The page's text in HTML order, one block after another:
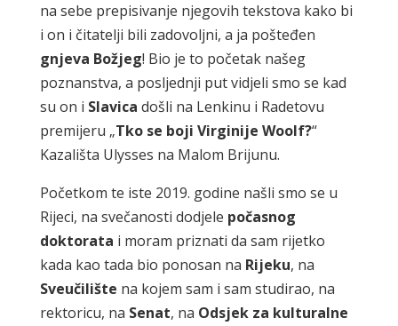
na sebe prepisivanje njegovih tekstova kako bi
i on i čitatelji bili zadovoljni, a ja pošteđen
gnjeva Božjeg! Bio je to početak našeg
poznanstva, a posljednji put vidjeli smo se kad
su on i Slavica došli na Lenkinu i Radetovu
premijeru „Tko se boji Virginije Woolf?“
Kazališta Ulysses na Malom Brijunu.
Početkom te iste 2019. godine našli smo se u
Rijeci, na svečanosti dodjele počasnog
doktorata i moram priznati da sam rijetko
kada kao tada bio ponosan na Rijeku, na
Sveučilište na kojem sam i sam studirao, na
rektoricu, na Senat, na Odsjek za kulturalne